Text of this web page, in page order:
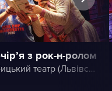
з рок-н-ролом
Дрогобицький театр (Львівський академічний обласний музично-драматичний театр імені Юрія Дрогобича)